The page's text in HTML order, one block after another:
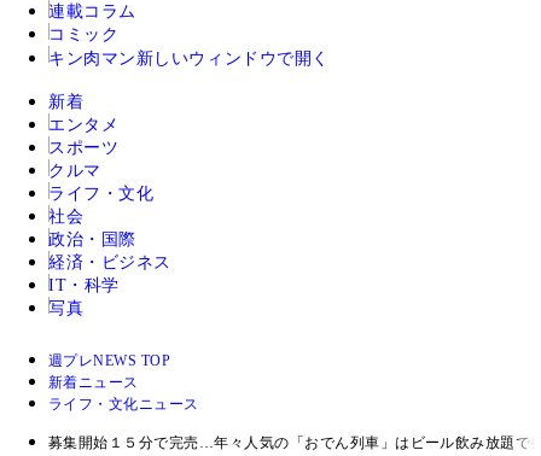
連載コラム
コミック
キン肉マン 新しいウィンドウで開く
新着
エンタメ
スポーツ
クルマ
ライフ・文化
社会
政治・国際
経済・ビジネス
IT・科学
写真
週プレNEWS TOP
新着ニュース
ライフ・文化ニュース
募集開始１５分で完売…年々人気の「おでん列車」はビール飲み放題で